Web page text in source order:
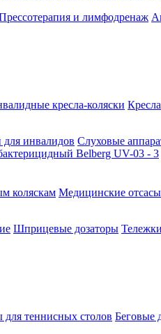
и лимфодренаж
кресла-коляски
инвалидов Слуховые
коляскам Медицинские
Шприцевые дозаторы
для теннисных столов Беговые